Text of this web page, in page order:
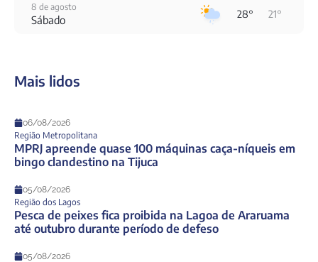
8 de agosto
Sábado 28° 21°
10 de agosto
11 de agosto
Terça-Feira
12 de agosto
Mais lidos
06/08/2026
Região Metropolitana
MPRJ apreende quase 100 máquinas caça-níqueis em
bingo clandestino na Tijuca
05/08/2026
Região dos Lagos
Pesca de peixes fica proibida na Lagoa de Araruama
até outubro durante período de defeso
05/08/2026